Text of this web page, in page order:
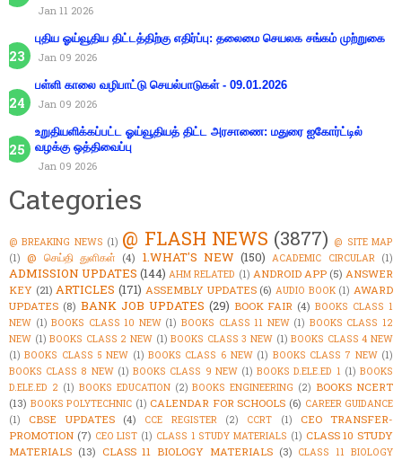
Jan 11 2026
புதிய ஓய்வூதிய திட்டத்திற்கு எதிர்ப்பு: தலைமை செயலக சங்கம் முற்றுகை
Jan 09 2026
பள்ளி காலை வழிபாட்டு செயல்பாடுகள் - 09.01.2026
Jan 09 2026
உறுதியளிக்கப்பட்ட ஓய்வூதியத் திட்ட அரசாணை: மதுரை ஐகோர்ட்டில்
வழக்கு ஒத்திவைப்பு
Jan 09 2026
Categories
@ BREAKING NEWS (1) @ FLASH NEWS (3877) @ SITE MAP
(1) @ செய்தி துளிகள் (4) 1.WHAT'S NEW (150) ACADEMIC CIRCULAR (1)
ADMISSION UPDATES (144) AHM RELATED (1) ANDROID APP (5) ANSWER
KEY (21) ARTICLES (171) ASSEMBLY UPDATES (6) AUDIO BOOK (1) AWARD
UPDATES (8) BANK JOB UPDATES (29) BOOK FAIR (4) BOOKS CLASS 1
NEW (1) BOOKS CLASS 10 NEW (1) BOOKS CLASS 11 NEW (1) BOOKS CLASS 12
NEW (1) BOOKS CLASS 2 NEW (1) BOOKS CLASS 3 NEW (1) BOOKS CLASS 4 NEW
(1) BOOKS CLASS 5 NEW (1) BOOKS CLASS 6 NEW (1) BOOKS CLASS 7 NEW (1)
BOOKS CLASS 8 NEW (1) BOOKS CLASS 9 NEW (1) BOOKS D.ELE.ED 1 (1) BOOKS
D.ELE.ED 2 (1) BOOKS EDUCATION (2) BOOKS ENGINEERING (2) BOOKS NCERT
(13) BOOKS POLYTECHNIC (1) CALENDAR FOR SCHOOLS (6) CAREER GUIDANCE
(1)
CBSE UPDATES (4) CCE REGISTER (2) CCRT (1)
CEO TRANSFER-
PROMOTION (7) CEO LIST (1) CLASS 1 STUDY MATERIALS (1) CLASS 10 STUDY
MATERIALS (13) CLASS 11 BIOLOGY MATERIALS (3) CLASS 11 BIOLOGY